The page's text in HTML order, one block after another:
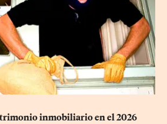
inmobiliario en el 2026